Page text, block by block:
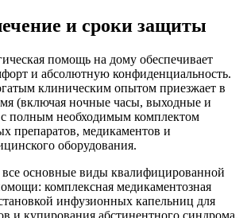
и сроки защиты
помощь на дому обеспечивает
и абсолютную конфиденциальность.
клиническим опытом приезжает в
(включая ночные часы, выходные и
полным необходимым комплектом
препаратов, медикаментов и
оборудования.
основные виды квалифицированной
комплексная медикаментозная
инфузионных капельниц для